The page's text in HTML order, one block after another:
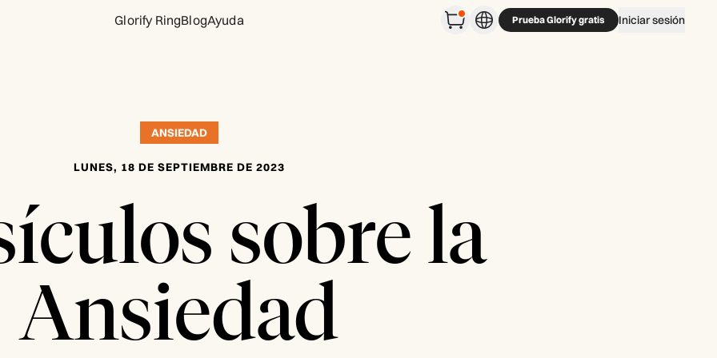
Glorify RingBlogAyuda Prueba Glorify gratis Iniciar sesión
ANSIEDAD
LUNES, 18 DE SEPTIEMBRE DE 2023
sobre la
Ansiedad